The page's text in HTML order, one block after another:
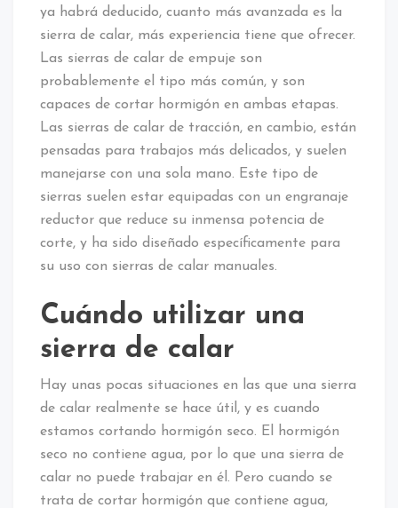
ya habrá deducido, cuanto más avanzada es la
sierra de calar, más experiencia tiene que ofrecer.
Las sierras de calar de empuje son
probablemente el tipo más común, y son
capaces de cortar hormigón en ambas etapas.
Las sierras de calar de tracción, en cambio, están
pensadas para trabajos más delicados, y suelen
manejarse con una sola mano. Este tipo de
sierras suelen estar equipadas con un engranaje
reductor que reduce su inmensa potencia de
corte, y ha sido diseñado específicamente para
su uso con sierras de calar manuales.
Cuándo utilizar una
sierra de calar
Hay unas pocas situaciones en las que una sierra
de calar realmente se hace útil, y es cuando
estamos cortando hormigón seco. El hormigón
seco no contiene agua, por lo que una sierra de
calar no puede trabajar en él. Pero cuando se
trata de cortar hormigón que contiene agua,